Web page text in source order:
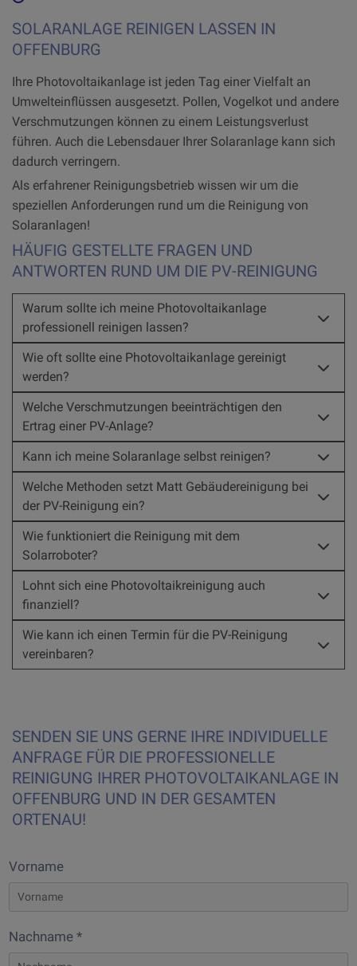
SOLARANLAGE REINIGEN LASSEN IN
OFFENBURG
Ihre Photovoltaikanlage ist jeden Tag einer Vielfalt an
Umwelteinflüssen ausgesetzt. Pollen, Vogelkot und andere
Verschmutzungen können zu einem Leistungsverlust
führen. Auch die Lebensdauer Ihrer Solaranlage kann sich
dadurch verringern.
Als erfahrener Reinigungsbetrieb wissen wir um die
speziellen Anforderungen rund um die Reinigung von
Solaranlagen!
HÄUFIG GESTELLTE FRAGEN UND
ANTWORTEN RUND UM DIE PV-REINIGUNG
Warum sollte ich meine Photovoltaikanlage
professionell reinigen lassen?
Wie oft sollte eine Photovoltaikanlage gereinigt
werden?
Welche Verschmutzungen beeinträchtigen den
Ertrag einer PV-Anlage?
Kann ich meine Solaranlage selbst reinigen?
Welche Methoden setzt Matt Gebäudereinigung bei
der PV-Reinigung ein?
Wie funktioniert die Reinigung mit dem
Solarroboter?
Lohnt sich eine Photovoltaikreinigung auch
finanziell?
Wie kann ich einen Termin für die PV-Reinigung
vereinbaren?
SENDEN SIE UNS GERNE IHRE INDIVIDUELLE
ANFRAGE FÜR DIE PROFESSIONELLE
REINIGUNG IHRER PHOTOVOLTAIKANLAGE IN
OFFENBURG UND IN DER GESAMTEN
ORTENAU!
Vorname
Nachname *